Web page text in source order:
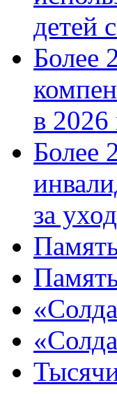
детей
Более
в 2026
Более
за уход